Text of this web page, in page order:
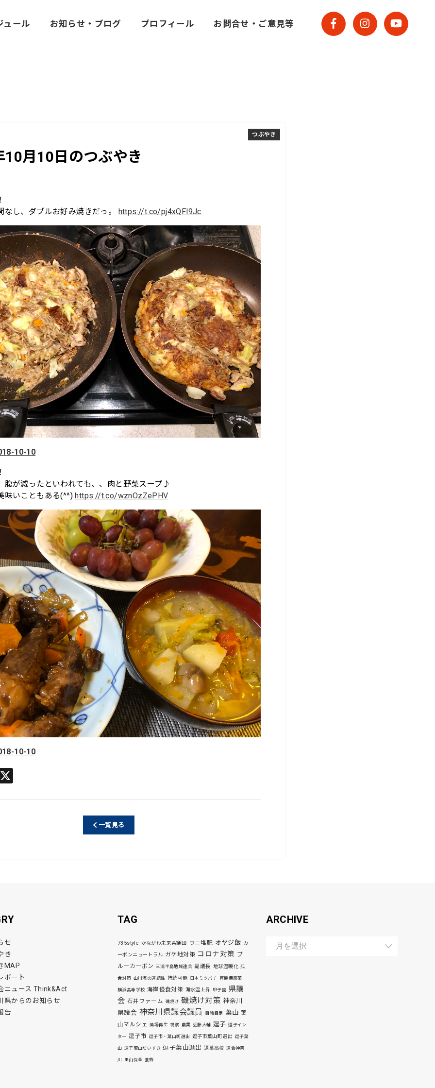
ュール お知らせ・ブログ プロフィール お問合せ・ご意見等
10月10日のつぶやき
つぶやき
なし、ダブルお好み焼きだっ。 https://t.co/pj4xQFl9Jc
10-10
腹が減ったといわれても、、肉と野菜スープ♪
味いこともある(^^)https://t.co/wznOzZePHV
10-10
一覧見る
せ
き
MAP
ポート
ニュース Think&Act
県からのお知らせ
告
TAG
735style かながわ未来県議団 ウニ堆肥 オヤジ飯 カ
ーボンニュートラル ガケ地対策 コロナ対策 ブ
ルーカーボン 三浦半島地域連合 副議長 地球温暖化 孤
食対策 山川海の連続性 持続可能 日本ミツバチ 有機無農薬
横浜高等学校 海岸侵食対策 海水温上昇 甲子園
県議
会 石井ファーム 磯焼け 磯焼け対策 神奈川
県議会 神奈川県議会議員 自給自足 葉山 葉
山マルシェ
藻場再生 視察 農業 近藤大輔 逗子 逗子イン
ター 逗子市 逗子市・葉山町選出 逗子市葉山町選出 逗子葉
山 逗子葉山だいすき 逗子葉山選出 逗葉高校 連合神奈
川 里山保全 養蜂
ARCHIVE